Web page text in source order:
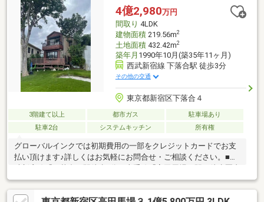
ちろん、本物件購入後１０～２０年後のライフサイクルの変化を
見据えた長期的なライフプランシミュレーションを実施します。
4億2,980万円
間取り 4LDK
建物面積219.56m2
土地面積432.42m2
築年月 1990年10月(築35年11ヶ月)
西武新宿線 下落合駅 徒歩3分
その他の交通
東京都新宿区下落合４
3階建て以上 都市ガス
駐車場あり
駐車2台
システムキッチン 所有権
グローバルインクでは初期費用の一部をクレジットカードでお支
払い頂けます♪詳しくはお気軽にお問合せ・ご相談ください。■西
です。■新宿へ好アクセスながら落ち着きある住環境の下落合の1
種低層エリアです。■約130坪の広大な土地に佇む大規模邸宅。お